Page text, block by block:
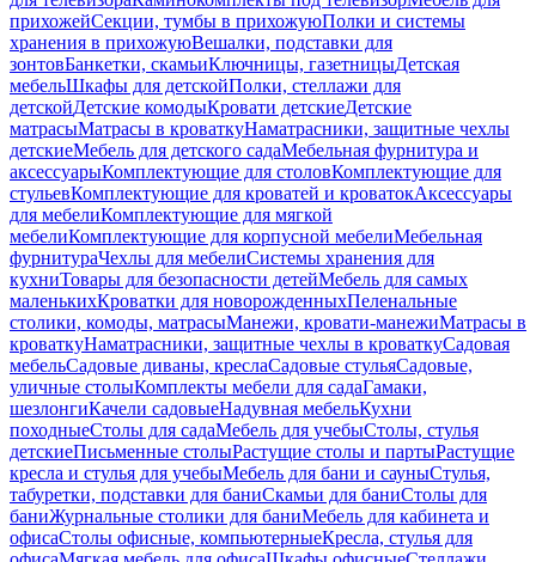
прихожейСекции, тумбы в прихожуюПолки и системы
хранения в прихожуюВешалки, подставки для
зонтовБанкетки, скамьиКлючницы, газетницыДетская
мебельШкафы для детскойПолки, стеллажи для
детскойДетские комодыКровати детскиеДетские
матрасыМатрасы в кроваткуНаматрасники, защитные чехлы
детскиеМебель для детского садаМебельная фурнитура и
аксессуарыКомплектующие для столовКомплектующие для
стульевКомплектующие для кроватей и кроватокАксессуары
для мебелиКомплектующие для мягкой
мебелиКомплектующие для корпусной мебелиМебельная
фурнитураЧехлы для мебелиСистемы хранения для
кухниТовары для безопасности детейМебель для самых
маленькихКроватки для новорожденныхПеленальные
столики, комоды, матрасыМанежи, кровати-манежиМатрасы в
кроваткуНаматрасники, защитные чехлы в кроваткуСадовая
мебельСадовые диваны, креслаСадовые стульяСадовые,
уличные столыКомплекты мебели для садаГамаки,
шезлонгиКачели садовыеНадувная мебельКухни
походныеСтолы для садаМебель для учебыСтолы, стулья
детскиеПисьменные столыРастущие столы и партыРастущие
кресла и стулья для учебыМебель для бани и сауныСтулья,
табуретки, подставки для баниСкамьи для баниСтолы для
баниЖурнальные столики для баниМебель для кабинета и
офисаСтолы офисные, компьютерныеКресла, стулья для